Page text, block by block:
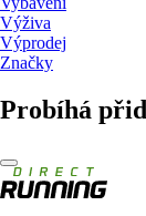
Výživa
Výprodej
Značky
Probíhá